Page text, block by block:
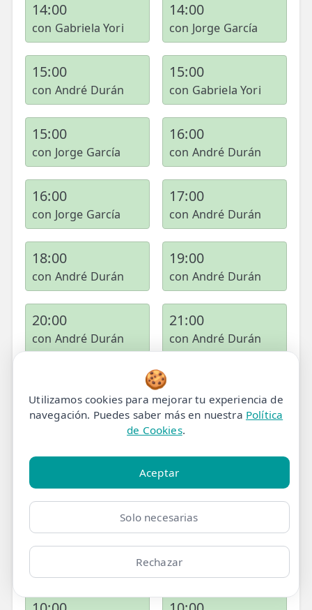
14:00
con Gabriela Yori
14:00
con Jorge García
15:00
con André Durán
15:00
con Gabriela Yori
15:00
con Jorge García
16:00
con André Durán
16:00
con Jorge García
17:00
con André Durán
18:00
con André Durán
19:00
con André Durán
20:00
con André Durán
21:00
con André Durán
miércoles, 26 de agosto
08:00 08:00
con Lina
09:00
con Gabriela Yori con Jorge García
09:00 10:00
con Gabriela Yori
🍪
Utilizamos cookies para mejorar tu experiencia de
navegación. Puedes saber más en nuestra Política
de Cookies.
Aceptar
Solo necesarias
Rechazar